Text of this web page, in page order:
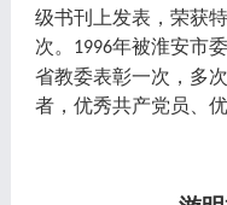
级书刊上发表，荣获
次。 1996年被淮安市
省教委表彰一次，多
者，优秀共产党员、